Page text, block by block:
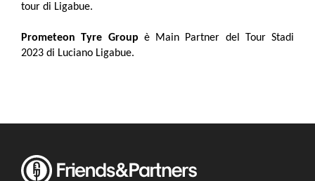
tour di Ligabue.
Prometeon Tyre Group è Main Partner del Tour Stadi
2023 di Luciano Ligabue.